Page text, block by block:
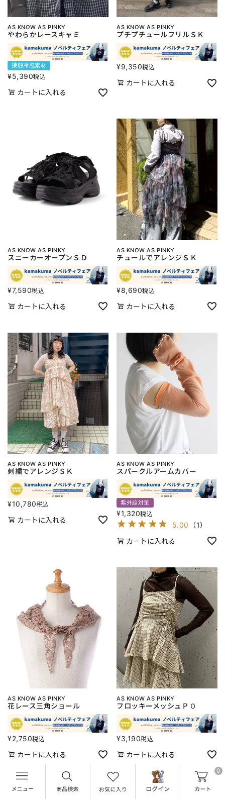
0
AS KNOW AS PINKY
やわらかレースキャミ
接触冷感素材
¥5,390税込
カートに入れる
AS KNOW AS PINKY
プチプチュールフリルＳＫ
¥9,350税込
カートに入れる
AS KNOW AS PINKY
スニーカーオープンＳＤ
¥7,590税込
カートに入れる
AS KNOW AS PINKY
チュールでアレンジＳＫ
¥8,690税込
カートに入れる
AS KNOW AS PINKY
刺繍でアレンジＳＫ
¥10,780税込
カートに入れる
AS KNOW AS PINKY
スパークルアームカバー
紫外線対策
¥1,320税込
5.00 （1）
カートに入れる
AS KNOW AS PINKY
花レース三角ショール
¥2,750税込
カートに入れる
AS KNOW AS PINKY
フロッキーメッシュＰＯ
¥3,190税込
カートに入れる